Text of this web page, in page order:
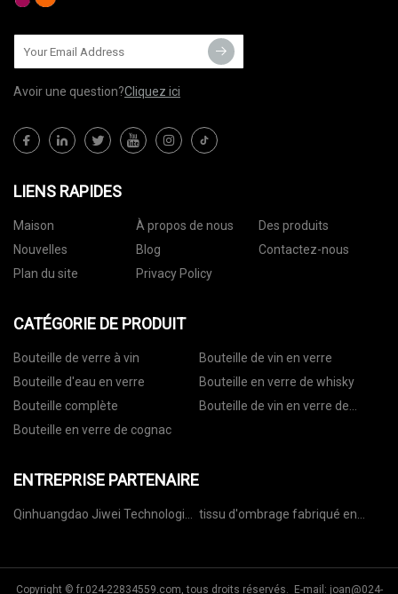
Avoir une question?Cliquez ici
LIENS RAPIDES
Maison À propos de nous
Des produits
Nouvelles
Blog
Contactez-nous
Plan du site
Privacy Policy
CATÉGORIE DE PRODUIT
Bouteille de verre à vin
Bouteille de vin en verre
Bouteille d'eau en verre
Bouteille en verre de whisky
Bouteille complète
Bouteille de vin en verre de
Bouteille en verre de cognac
ENTREPRISE PARTENAIRE
Qinhuangdao Jiwei Technologie
tissu d'ombrage fabriqué en
Copyright © fr.024-22834559.com, tous droits réservés. E-mail: joan@024-